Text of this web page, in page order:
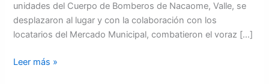
unidades del Cuerpo de Bomberos de Nacaome, Valle, se
desplazaron al lugar y con la colaboración con los
locatarios del Mercado Municipal, combatieron el voraz […]
Leer más »